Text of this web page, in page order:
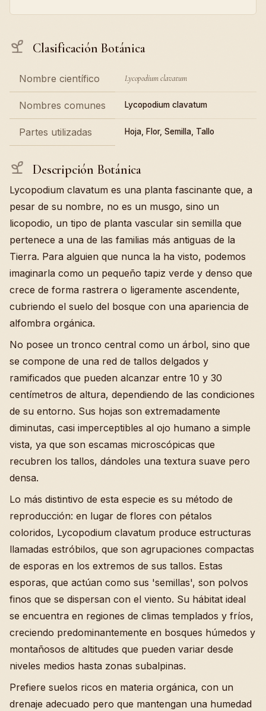
Clasificación Botánica
Nombre científico Lycopodium clavatum
Nombres comunes Lycopodium clavatum
Partes utilizadas Hoja, Flor, Semilla, Tallo
Descripción Botánica
Lycopodium clavatum es una planta fascinante que, a
pesar de su nombre, no es un musgo, sino un
licopodio, un tipo de planta vascular sin semilla que
pertenece a una de las familias más antiguas de la
Tierra. Para alguien que nunca la ha visto, podemos
imaginarla como un pequeño tapiz verde y denso que
crece de forma rastrera o ligeramente ascendente,
cubriendo el suelo del bosque con una apariencia de
alfombra orgánica.
No posee un tronco central como un árbol, sino que
se compone de una red de tallos delgados y
ramificados que pueden alcanzar entre 10 y 30
centímetros de altura, dependiendo de las condiciones
de su entorno. Sus hojas son extremadamente
diminutas, casi imperceptibles al ojo humano a simple
vista, ya que son escamas microscópicas que
recubren los tallos, dándoles una textura suave pero
densa.
Lo más distintivo de esta especie es su método de
reproducción: en lugar de flores con pétalos
coloridos, Lycopodium clavatum produce estructuras
llamadas estróbilos, que son agrupaciones compactas
de esporas en los extremos de sus tallos. Estas
esporas, que actúan como sus 'semillas', son polvos
finos que se dispersan con el viento. Su hábitat ideal
se encuentra en regiones de climas templados y fríos,
creciendo predominantemente en bosques húmedos y
montañosos de altitudes que pueden variar desde
niveles medios hasta zonas subalpinas.
Prefiere suelos ricos en materia orgánica, con un
drenaje adecuado pero que mantengan una humedad